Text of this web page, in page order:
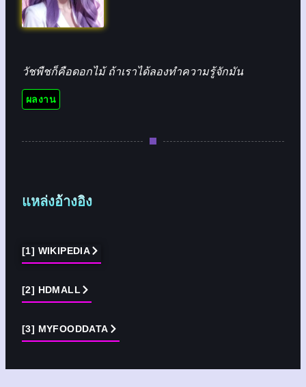
วัชพืชก็คือดอกไม้ ถ้าเราได้ลองทำความรู้จักมัน
ผลงาน
แหล่งอ้างอิง
[1] WIKIPEDIA
[2] HDMALL
[3] MYFOODDATA